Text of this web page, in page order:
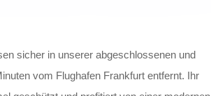
sicher in unserer abgeschlossenen und
vom Flughafen Frankfurt entfernt. Ihr